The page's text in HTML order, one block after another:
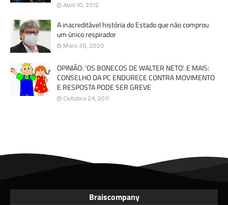
Abril 10, 2012
A inacreditável história do Estado que não comprou
um único respirador
Maio 30, 2020
OPINIÃO: 'OS BONECOS DE WALTER NETO'. E MAIS:
CONSELHO DA PC ENDURECE CONTRA MOVIMENTO
E RESPOSTA PODE SER GREVE
Outubro 24, 2011
Braiscompany